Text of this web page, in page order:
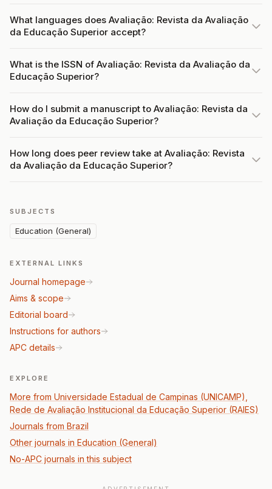
What languages does Avaliação: Revista da Avaliação
da Educação Superior accept?
What is the ISSN of Avaliação: Revista da Avaliação da
Educação Superior?
How do I submit a manuscript to Avaliação: Revista da
Avaliação da Educação Superior?
How long does peer review take at Avaliação: Revista
da Avaliação da Educação Superior?
SUBJECTS
Education (General)
EXTERNAL LINKS
Journal homepage
Aims & scope
Editorial board
Instructions for authors
APC details
EXPLORE
More from Universidade Estadual de Campinas (UNICAMP),
Rede de Avaliação Institucional da Educação Superior (RAIES)
Journals from Brazil
Other journals in Education (General)
No-APC journals in this subject